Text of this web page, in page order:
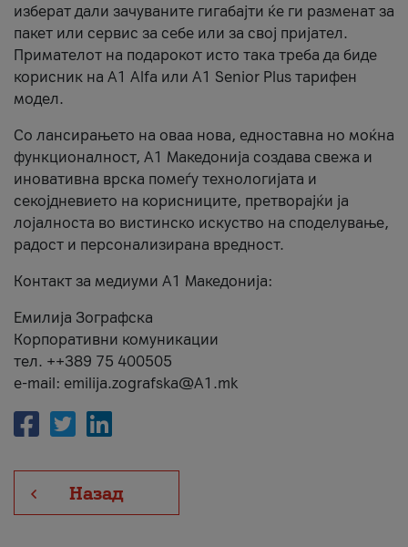
изберат дали зачуваните гигабајти ќе ги разменат за
пакет или сервис за себе или за свој пријател.
Примателот на подарокот исто така треба да биде
корисник на А1 Alfa или A1 Senior Plus тарифен
модел.
Со лансирањето на оваа нова, едноставна но моќна
функционалност, А1 Македонија создава свежа и
иновативна врска помеѓу технологијата и
секојдневието на корисниците, претворајќи ја
лојалноста во вистинско искуство на споделување,
радост и персонализирана вредност.
Контакт за медиуми А1 Македонија:
Емилија Зографска
Корпоративни комуникации
тел. ++389 75 400505
e-mail: emilija.zografska@A1.mk
Назад